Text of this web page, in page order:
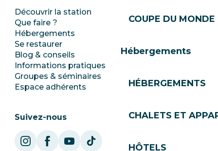
COUPE DU
Hébergements
HÉBERGEMENTS
CHALETS ET
HÔTELS
Découvrir la station
Que faire ?
Hébergements
Se restaurer
Blog & conseils
Informations pratiques
Groupes & séminaires
Espace adhérents
Club Les Gets
Ecotourisme
SoleGets
Les Gets Tourisme
Suivez-nous